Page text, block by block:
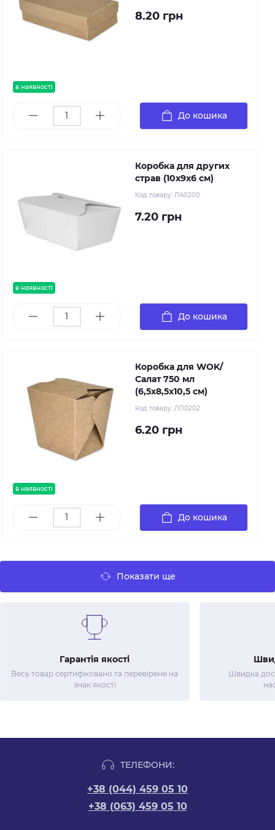
в наявності
8.20 грн
До кошика
в наявності
Коробка для других
страв (10х9х6 см)
Код товару: ЛА0200
7.20 грн
До кошика
в наявності
Коробка для WOK/
Салат 750 мл
(6,5х8,5х10,5 см)
Код товару: ЛЛ0202
6.20 грн
До кошика
Показати ще
Гарантія якості
Весь товар сертифіковано та перевірене на
знак якості
Швидка
ТЕЛЕФОНИ:
+38 (044) 459 05 10
+38 (063) 459 05 10